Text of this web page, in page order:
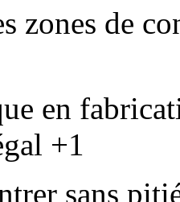
zones de
en
+1
sans